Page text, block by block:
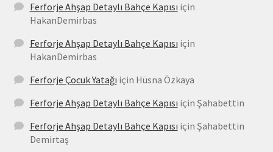
Ferforje Ahşap Detaylı Bahçe Kapısı için
HakanDemirbas
Ferforje Ahşap Detaylı Bahçe Kapısı için
HakanDemirbas
Ferforje Çocuk Yatağı için Hüsna Özkaya
Ferforje Ahşap Detaylı Bahçe Kapısı için Şahabettin
Ferforje Ahşap Detaylı Bahçe Kapısı için Şahabettin
Demirtaş